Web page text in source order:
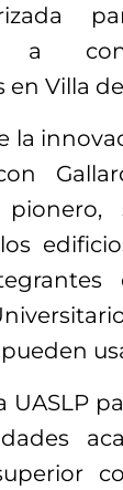
a
Villa
la
UASLP